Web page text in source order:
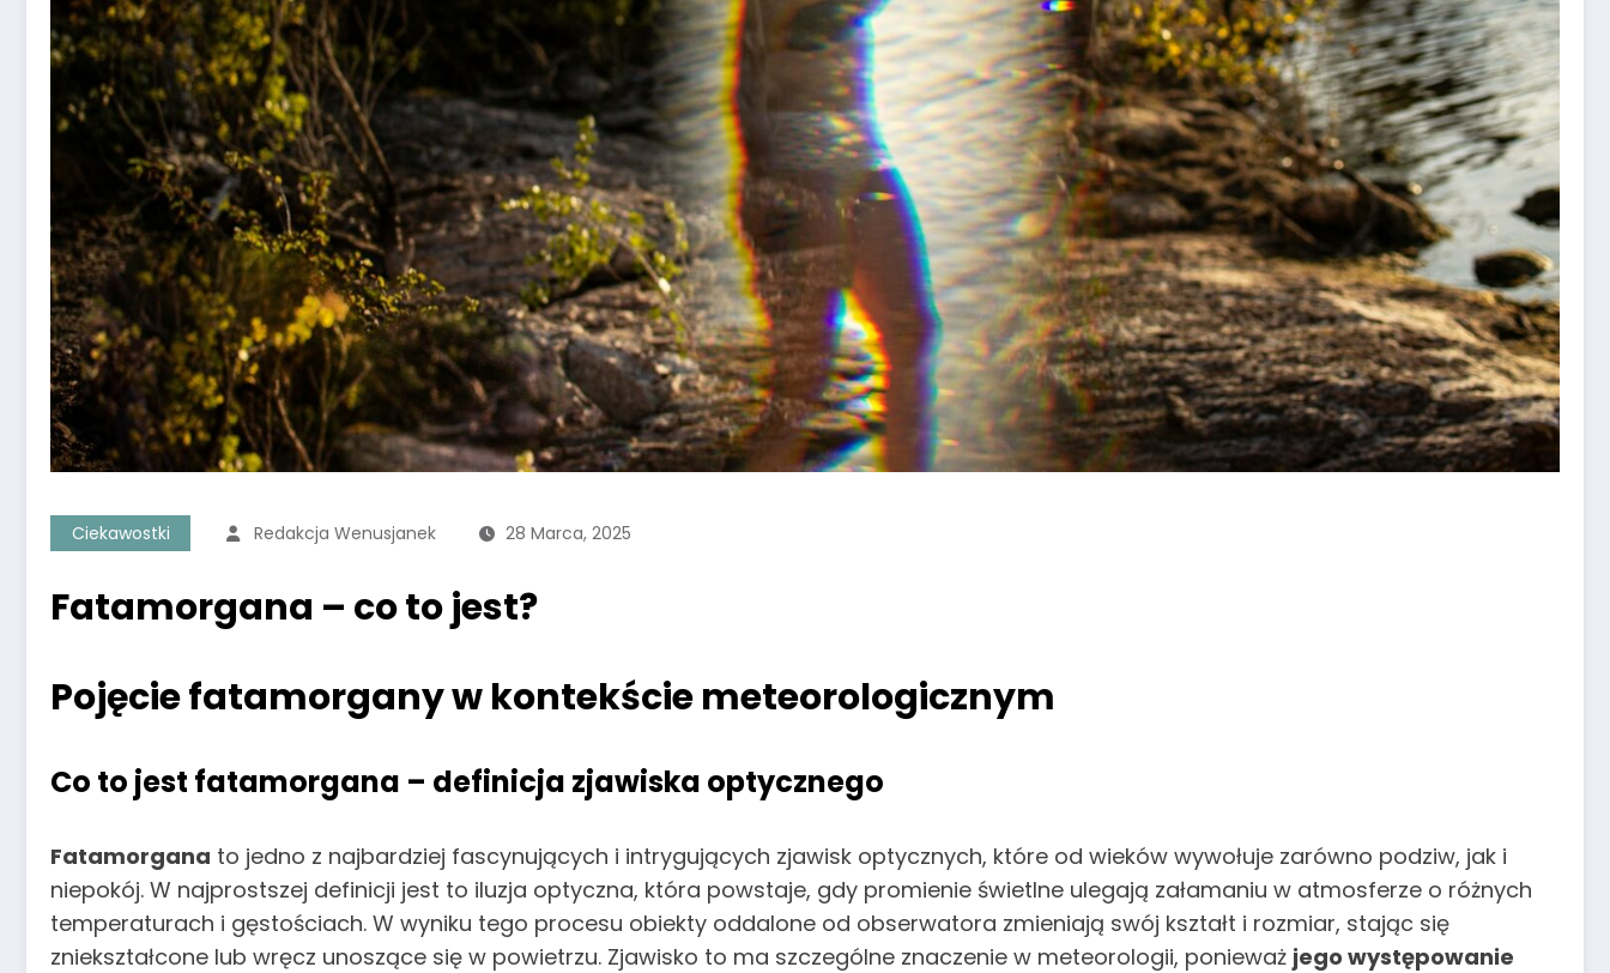
Ciekawostki Redakcja Wenusjanek 28 Marca, 2025
Fatamorgana – co to jest?
Pojęcie fatamorgany w kontekście meteorologicznym
Co to jest fatamorgana – definicja zjawiska optycznego
Fatamorgana to jedno z najbardziej fascynujących i intrygujących zjawisk optycznych, które od wieków wywołuje zarówno podziw, jak i
niepokój. W najprostszej definicji jest to iluzja optyczna, która powstaje, gdy promienie świetlne ulegają załamaniu w atmosferze o różnych
temperaturach i gęstościach. W wyniku tego procesu obiekty oddalone od obserwatora zmieniają swój kształt i rozmiar, stając się
zniekształcone lub wręcz unoszące się w powietrzu. Zjawisko to ma szczególne znaczenie w meteorologii, ponieważ jego występowanie